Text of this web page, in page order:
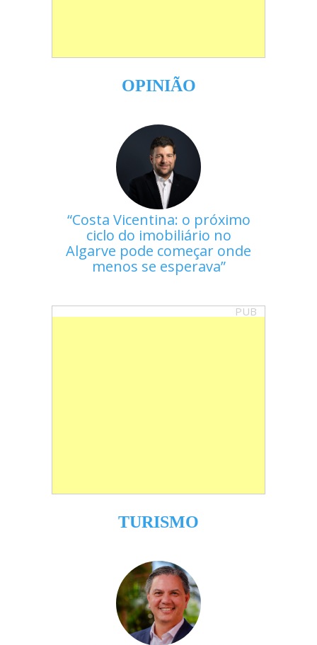
OPINIÃO
Costa Vicentina: o próximo
ciclo do imobiliário no
Algarve pode começar onde
menos se esperava
PUB
TURISMO